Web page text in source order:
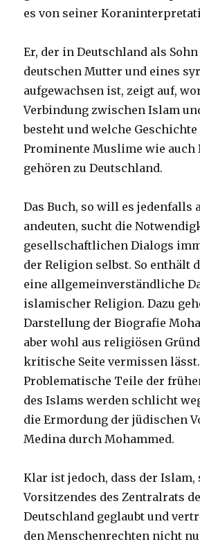
es von seiner
Er, der in Deutschland als
deutschen Mutter und eines
aufgewachsen ist, zeigt auf,
Verbindung zwischen Islam
besteht und welche
Prominente Muslime wie auch
gehören zu Deutschland.
Das Buch, so will es jedenfalls
andeuten, sucht die
gesellschaftlichen Dialogs
der Religion selbst. So enthält
eine allgemeinverständliche
islamischer Religion. Dazu
Darstellung der Biografie
aber wohl aus religiösen
kritische Seite vermissen lässt.
Problematische Teile der
des Islams werden schlicht
die Ermordung der jüdischen
Medina durch Mohammed.
Klar ist jedoch, dass der Islam,
Vorsitzendes des Zentralrats
Deutschland geglaubt und
den Menschenrechten nicht